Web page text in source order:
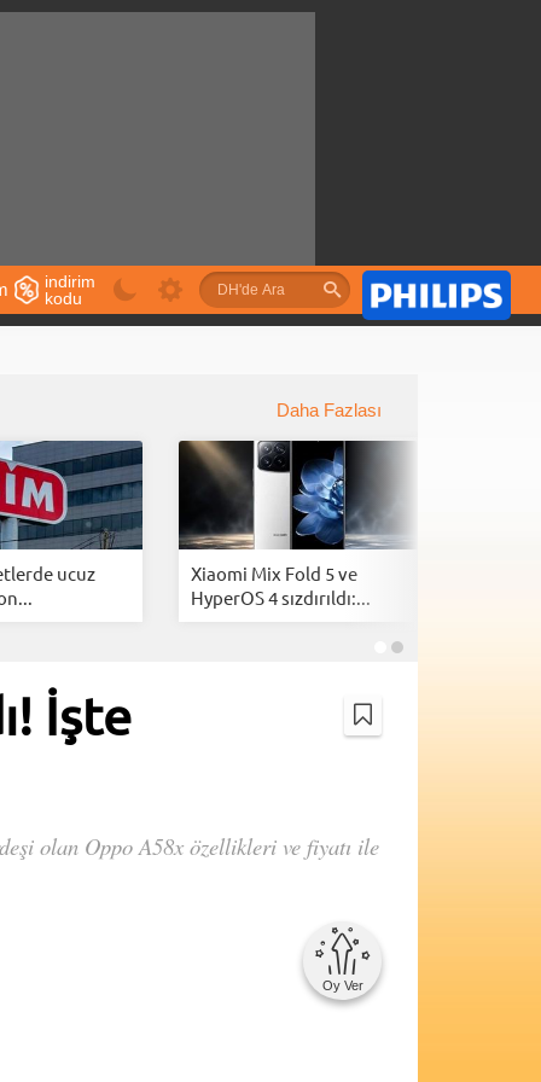
indirim
kodu
Daha Fazlası
ucuz
Xiaomi Mix Fold 5 ve
HyperOS 4 sızdırıldı:...
İşte
olan Oppo A58x özellikleri ve fiyatı ile
Oy Ver